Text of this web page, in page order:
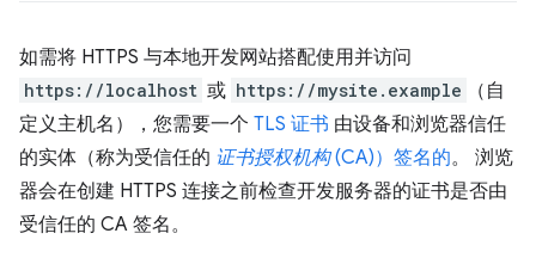
如需将 HTTPS 与本地开发网站搭配使用并访问
https://localhost 或 https://mysite.example
（自
定义主机名），您需要一个 TLS 证书 由设备和浏览器信任
的实体（称为受信任的 证书授权机构(CA)）签名的。 浏览
器会在创建 HTTPS 连接之前检查开发服务器的证书是否由
受信任的 CA 签名。